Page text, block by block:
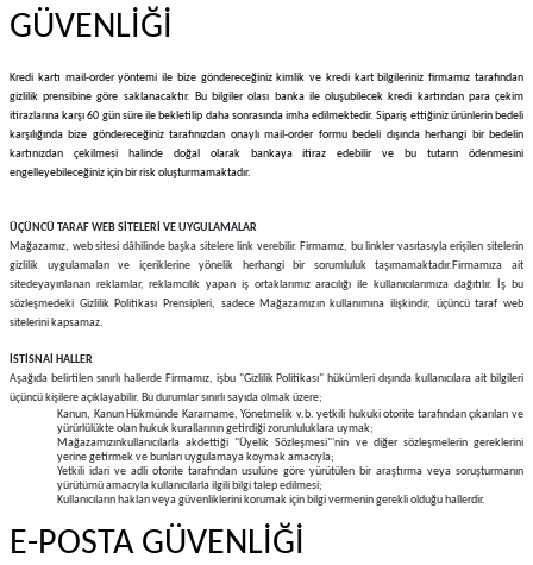
GÜVENLİĞİ
Kredi kartı mail-order yöntemi ile bize göndereceğiniz kimlik ve kredi kart bilgileriniz firmamız tarafından
gizlilik prensibine göre saklanacaktır. Bu bilgiler olası banka ile oluşubilecek kredi kartından para çekim
itirazlarına karşı 60 gün süre ile bekletilip daha sonrasında imha edilmektedir. Sipariş ettiğiniz ürünlerin bedeli
karşılığında bize göndereceğiniz tarafınızdan onaylı mail-order formu bedeli dışında herhangi bir bedelin
kartınızdan çekilmesi halinde doğal olarak bankaya itiraz edebilir ve bu tutarın ödenmesini
engelleyebileceğiniz için bir risk oluşturmamaktadır.
ÜÇÜNCÜ TARAF WEB SİTELERİ VE UYGULAMALAR
Mağazamız, web sitesi dâhilinde başka sitelere link verebilir. Firmamız, bu linkler vasıtasıyla erişilen sitelerin
gizlilik uygulamaları ve içeriklerine yönelik herhangi bir sorumluluk taşımamaktadır.Firmamıza ait
sitedeyayınlanan reklamlar, reklamcılık yapan iş ortaklarımız aracılığı ile kullanıcılarımıza dağıtılır. İş bu
sözleşmedeki Gizlilik Politikası Prensipleri, sadece Mağazamızın kullanımına ilişkindir, üçüncü taraf web
sitelerini kapsamaz.
İSTİSNAİ HALLER
Aşağıda belirtilen sınırlı hallerde Firmamız, işbu "Gizlilik Politikası" hükümleri dışında kullanıcılara ait bilgileri
üçüncü kişilere açıklayabilir. Bu durumlar sınırlı sayıda olmak üzere;
Kanun, Kanun Hükmünde Kararname, Yönetmelik v.b. yetkili hukuki otorite tarafından çıkarılan ve
yürürlülükte olan hukuk kurallarının getirdiği zorunluluklara uymak;
Mağazamızınkullanıcılarla akdettiği "Üyelik Sözleşmesi"'nin ve diğer sözleşmelerin gereklerini
yerine getirmek ve bunları uygulamaya koymak amacıyla;
Yetkili idari ve adli otorite tarafından usulüne göre yürütülen bir araştırma veya soruşturmanın
yürütümü amacıyla kullanıcılarla ilgili bilgi talep edilmesi;
Kullanıcıların hakları veya güvenliklerini korumak için bilgi vermenin gerekli olduğu hallerdir.
E-POSTA GÜVENLİĞİ